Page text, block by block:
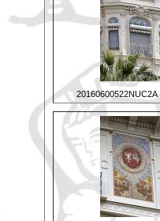
20160600522NUC2A